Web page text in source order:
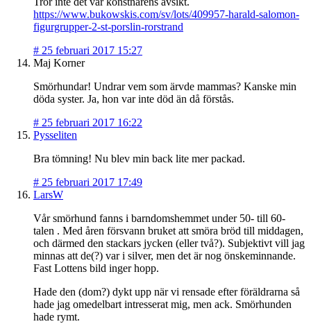
https://www.bukowskis.com/sv/lots/409957-harald-salomon-
figurgrupper-2-st-porslin-rorstrand
# 25 februari 2017 15:27
Maj Korner
Smörhundar! Undrar vem som ärvde mammas? Kanske min
döda syster. Ja, hon var inte död än då förstås.
# 25 februari 2017 16:22
Pysseliten
Bra tömning! Nu blev min back lite mer packad.
# 25 februari 2017 17:49
LarsW
Vår smörhund fanns i barndomshemmet under 50- till 60-
talen . Med åren försvann bruket att smöra bröd till middagen,
och därmed den stackars jycken (eller två?). Subjektivt vill jag
minnas att de(?) var i silver, men det är nog önskeminnande.
Fast Lottens bild inger hopp.
Hade den (dom?) dykt upp när vi rensade efter föräldrarna så
hade jag omedelbart intresserat mig, men ack. Smörhunden
hade rymt.